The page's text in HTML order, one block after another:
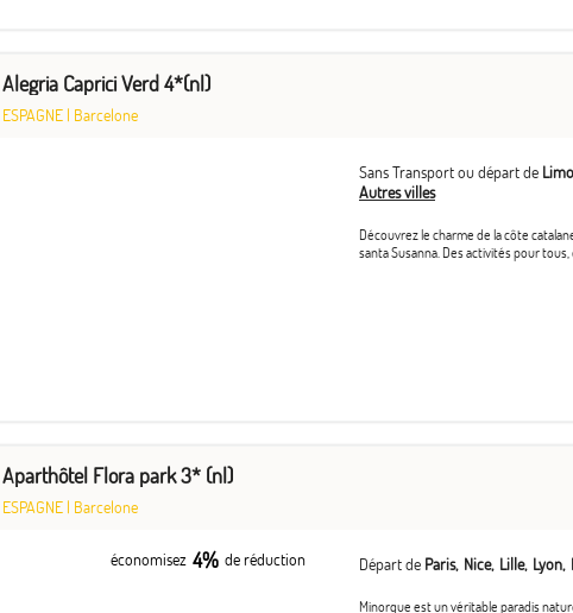
Alegria Caprici Verd 4*(nl)
ESPAGNE | Barcelone
Sans Transport ou départ de
Autres villes
Découvrez le charme de la côte
santa Susanna. Des activités pour
Aparthôtel Flora park 3* (nl)
ESPAGNE | Barcelone
économisez 4% de réduction Départ de Paris Nice Lille Lyon
Minorque est un véritable paradis